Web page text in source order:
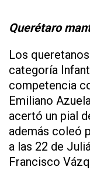
Querétaro
Los queretanos
categoría
competencia
Emiliano
acertó un pial
además coleó
a las 22 de
Francisco